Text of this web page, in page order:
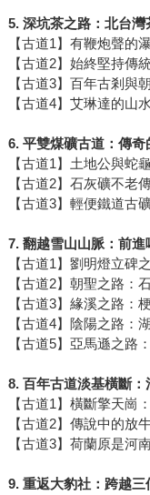
5. 深坑茶之路：北台
【古道1】有鞭炮聲的
【古道2】始終堅持傳
【古道3】百年古剎與
【古道4】艾琳達的山
6. 平雙煤礦古道：傳奇
【古道1】土地公與蛇
【古道2】石灰礦不老
【古道3】輕便鐵道古
7. 翻越雪山山脈：前
【古道1】劉明燈立碑
【古道2】朝聖之路：
【古道3】緣溪之路：
【古道4】陰陽之路：
【古道5】亞馬遜之路
8. 百年古道淡基橫斷
【古道1】橫斷擎天崗
【古道2】傳說中的放
【古道3】荷蘭原是河
9. 重返大豹社：跨越